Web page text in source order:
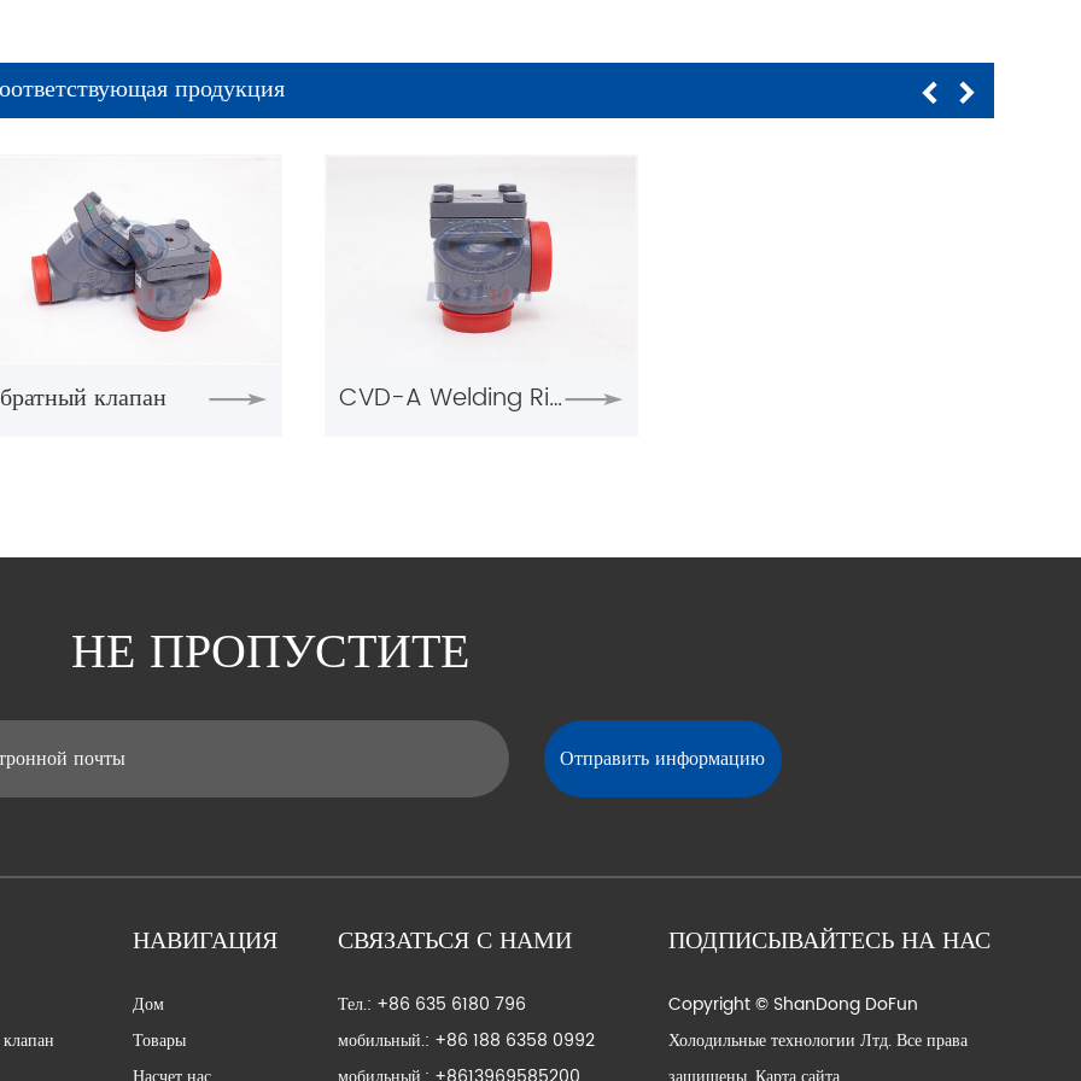
продукция
клапан CVD-A Welding Right-Angle Check Valve
НЕ ПРОПУСТИТЕ
НАВИГАЦИЯ
Дом
Товары
СВЯЗАТЬСЯ С НАМИ
Тел.: +86 635 6180 796
мобильный.: +86 188 6358 0992
ПОДПИСЫВАЙТЕСЬ НА НАС
Copyright © ShanDong DoFun
Холодильные технологии Лтд. Все права